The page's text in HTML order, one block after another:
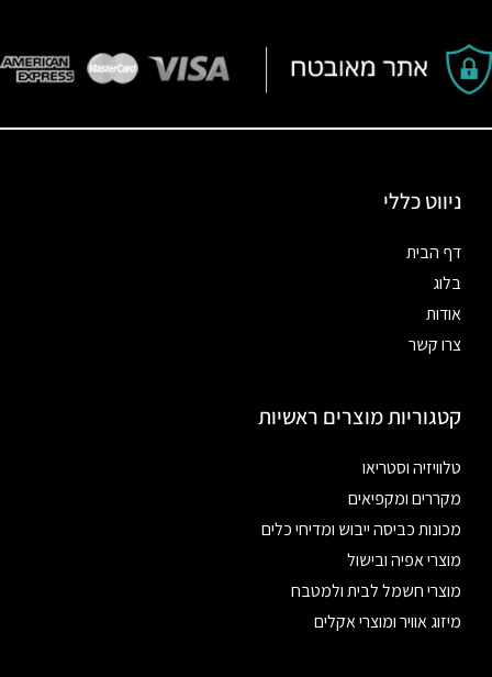
ניווט כללי
דף הבית
בלוג
אודות
צרו קשר
קטגוריות מוצרים ראשיות
טלוויזיה וסטריאו
מקררים ומקפיאים
מכונות כביסה ייבוש ומדיחי כלים
מוצרי אפיה ובישול
מוצרי חשמל לבית ולמטבח
מיזוג אוויר ומוצרי אקלים